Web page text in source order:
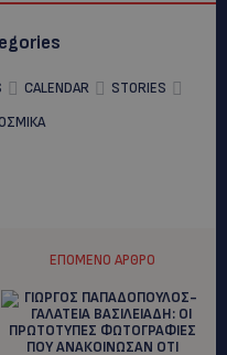
CALENDAR
STORIES
ΕΠΌΜΕΝΟ ΆΡΘΡΟ